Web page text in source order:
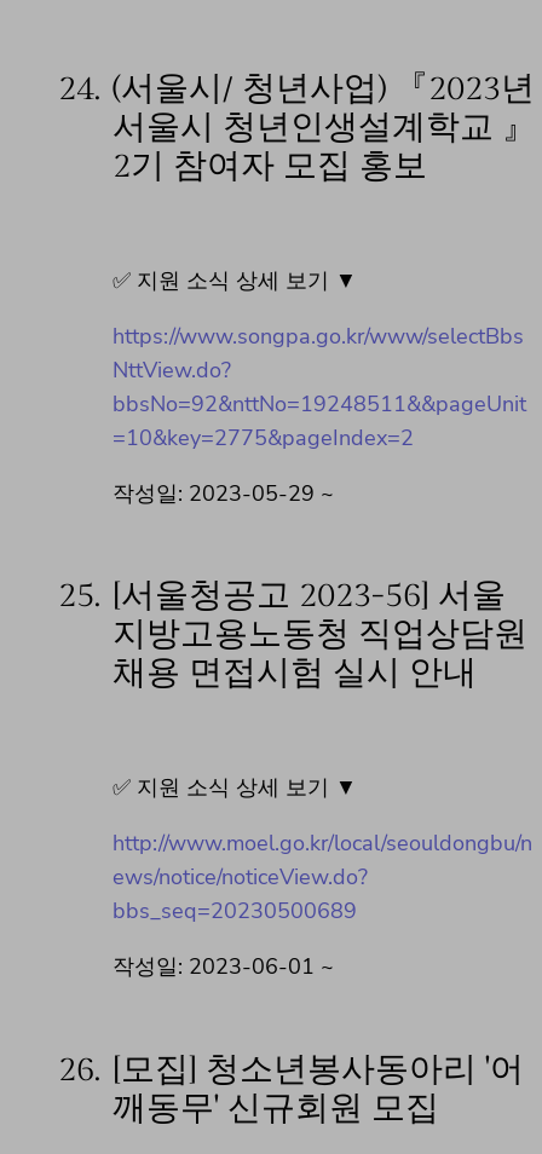
24. (서울시/ 청년사업) 『2023년
서울시 청년인생설계학교 』
2기 참여자 모집 홍보
✅ 지원 소식 상세 보기 ▼
https://www.songpa.go.kr/www/selectBbs
NttView.do?
bbsNo=92&nttNo=19248511&&pageUnit
=10&key=2775&pageIndex=2
작성일: 2023-05-29 ~
25. [서울청공고 2023-56] 서울
지방고용노동청 직업상담원
채용 면접시험 실시 안내
✅ 지원 소식 상세 보기 ▼
http://www.moel.go.kr/local/seouldongbu/n
ews/notice/noticeView.do?
bbs_seq=20230500689
작성일: 2023-06-01 ~
26. [모집] 청소년봉사동아리 '어
깨동무' 신규회원 모집